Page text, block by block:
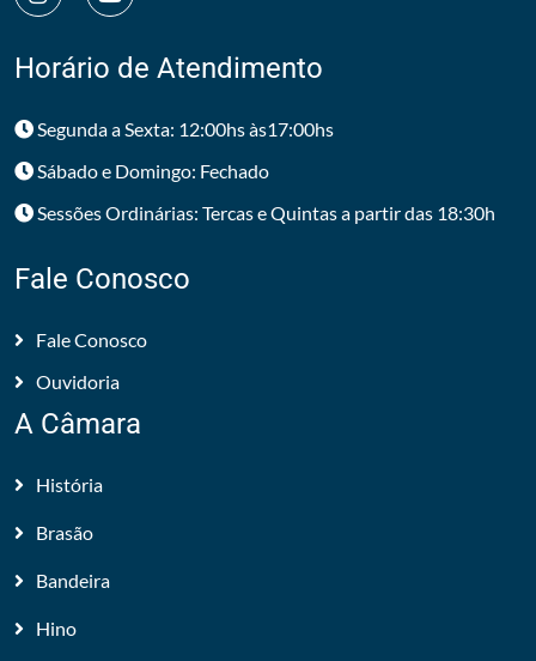
Horário de Atendimento
Segunda a Sexta: 12:00hs às17:00hs
Sábado e Domingo: Fechado
Sessões Ordinárias: Tercas e Quintas a partir das 18:30h
Fale Conosco
Fale Conosco
Ouvidoria
A Câmara
História
Brasão
Bandeira
Hino